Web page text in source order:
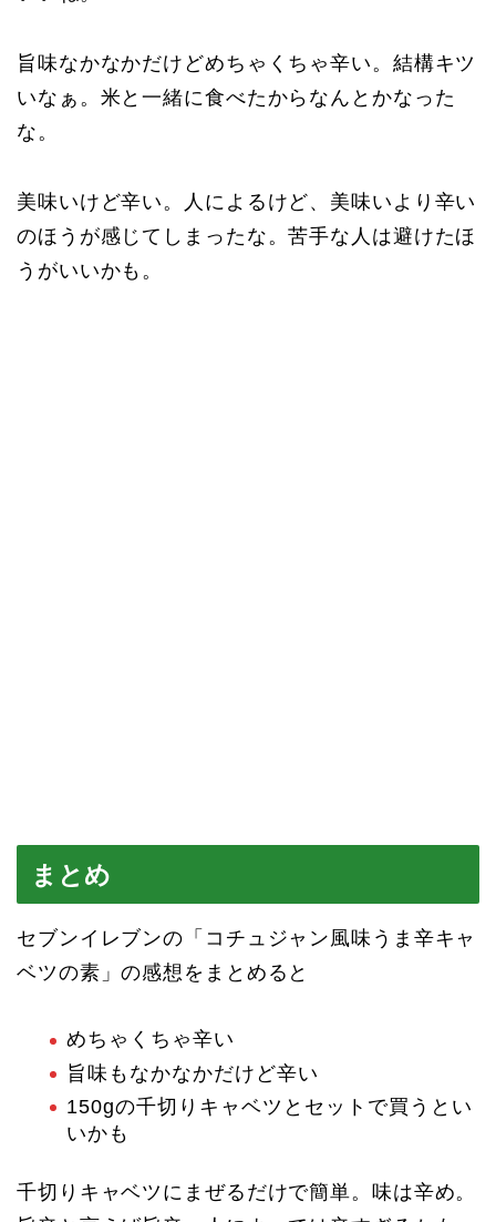
旨味なかなかだけどめちゃくちゃ辛い。結構キツ
いなぁ。米と一緒に食べたからなんとかなった
な。
美味いけど辛い。人によるけど、美味いより辛い
のほうが感じてしまったな。苦手な人は避けたほ
うがいいかも。
まとめ
セブンイレブンの「コチュジャン風味うま辛キャ
ベツの素」の感想をまとめると
めちゃくちゃ辛い
旨味もなかなかだけど辛い
150gの千切りキャベツとセットで買うとい
いかも
千切りキャベツにまぜるだけで簡単。味は辛め。